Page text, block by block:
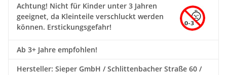
Achtung! Nicht für Kinder unter 3 Jahren
geeignet, da Kleinteile verschluckt werden
können. Erstickungsgefahr!
Ab 3+ Jahre empfohlen!
Hersteller: Sieper GmbH / Schlittenbacher Straße 60 /